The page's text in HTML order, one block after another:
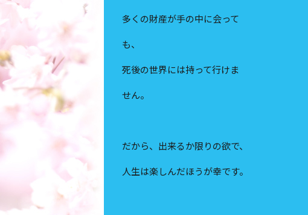
多くの財産が手の中に会って
も、
死後の世界には持って行けま
せん。
だから、出来るか限りの欲で、
人生は楽しんだほうが幸です。